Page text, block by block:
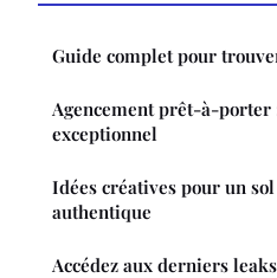
Guide complet pour
Agencement prêt-à-porter
exceptionnel
Idées créatives pour un
authentique
Accédez aux derniers